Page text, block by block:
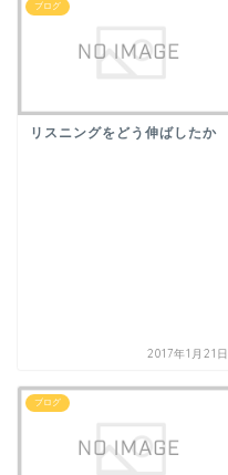
ブログ
リスニングをどう伸ばしたか
2017年1月21日
ブログ